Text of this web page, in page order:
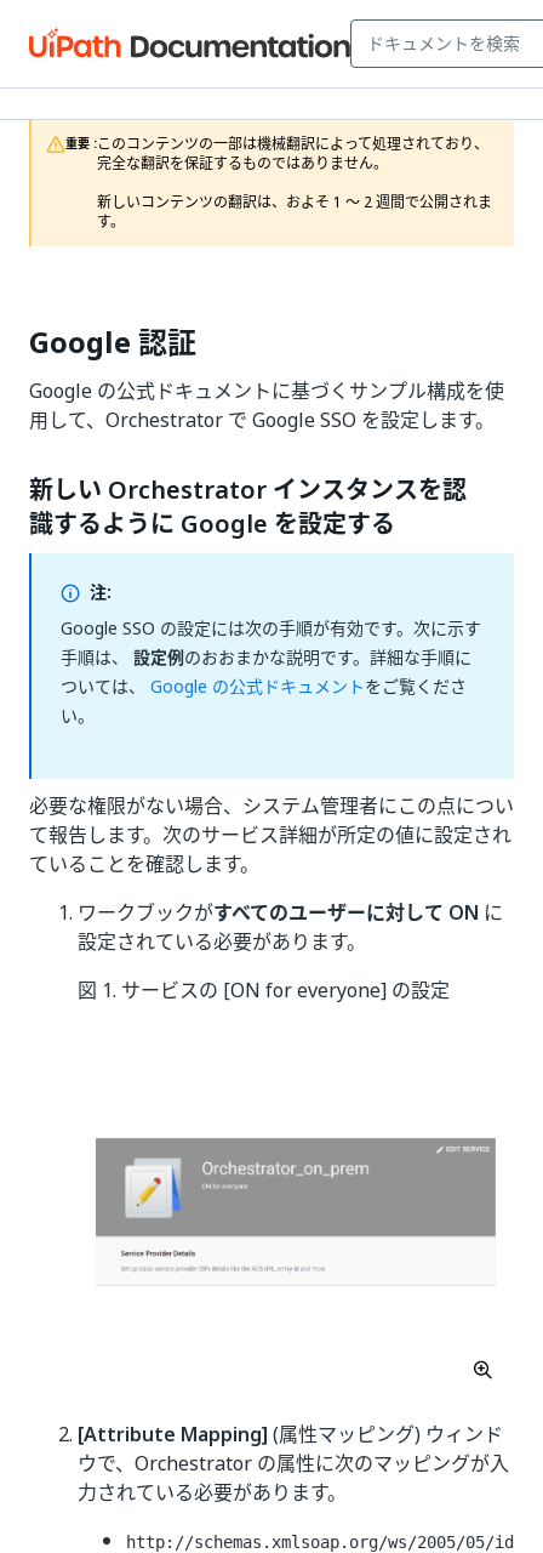
重要 :このコンテンツの一部は機械翻訳によって処理されており、
完全な翻訳を保証するものではありません。
新しいコンテンツの翻訳は、およそ 1 ～ 2 週間で公開されま
す。
Google 認証
Google の公式ドキュメントに基づくサンプル構成を使
用して、Orchestrator で Google SSO を設定します。
新しい Orchestrator インスタンスを認
識するように Google を設定する
注:
Google SSO の設定には次の手順が有効です。次に示す
手順は、 設定例のおおまかな説明です。詳細な手順に
ついては、 Google の公式ドキュメントをご覧くださ
い。
必要な権限がない場合、システム管理者にこの点につい
て報告します。次のサービス詳細が所定の値に設定され
ていることを確認します。
ワークブックがすべてのユーザーに対して ON に
設定されている必要があります。
図 1. サービスの [ON for everyone] の設定
[Attribute Mapping] (属性マッピング) ウィンド
ウで、Orchestrator の属性に次のマッピングが入
力されている必要があります。
http://schemas.xmlsoap.org/ws/2005/05/id